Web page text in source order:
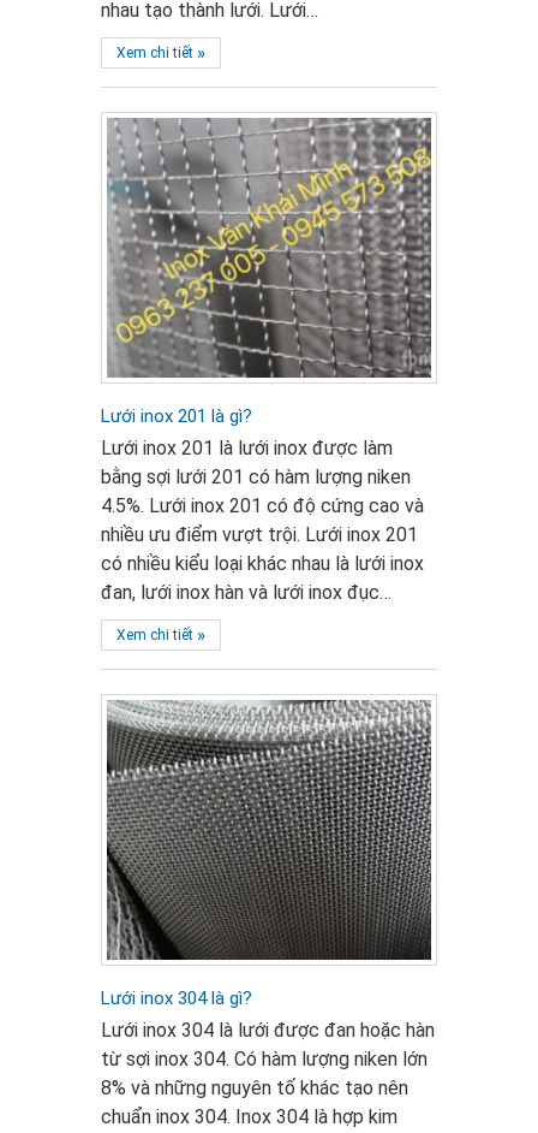
nhau tạo thành lưới. Lưới…
Xem chi tiết »
Lưới inox 201 là gì?
Lưới inox 201 là lưới inox được làm
bằng sợi lưới 201 có hàm lượng niken
4.5%. Lưới inox 201 có độ cứng cao và
nhiều ưu điểm vượt trội. Lưới inox 201
có nhiều kiểu loại khác nhau là lưới inox
đan, lưới inox hàn và lưới inox đục…
Xem chi tiết »
Lưới inox 304 là gì?
Lưới inox 304 là lưới được đan hoặc hàn
từ sợi inox 304. Có hàm lượng niken lớn
8% và những nguyên tố khác tạo nên
chuẩn inox 304. Inox 304 là hợp kim